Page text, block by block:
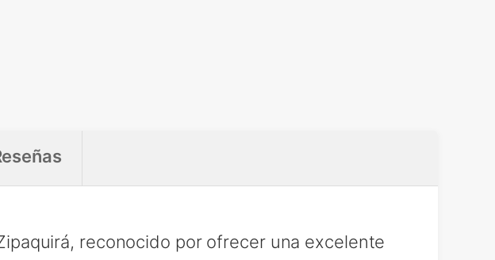
reconocido por ofrecer una excelente